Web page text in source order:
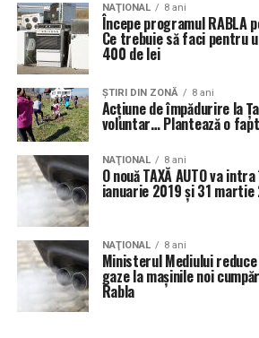
NAŢIONAL 8 ani
Începe programul RABLA
Ce trebuie să faci pentru
400 de lei
ŞTIRI DIN ZONĂ 8 ani
Acțiune de împădurire la
voluntar… Plantează o
NAŢIONAL 8 ani
O nouă TAXĂ AUTO va
ianuarie 2019 şi 31 martie
NAŢIONAL 8 ani
Ministerul Mediului
gaze la maşinile noi
Rabla